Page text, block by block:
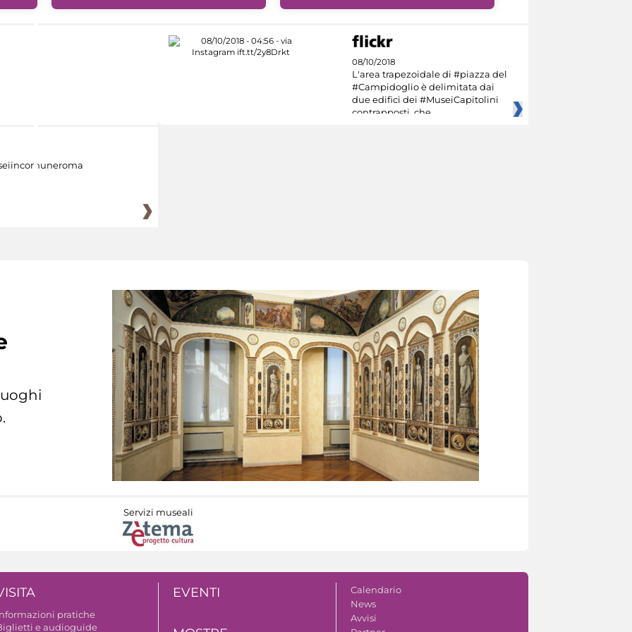
08/10/2018
L'area trapezoidale di #piazza del
#Campidoglio è delimitata dai
due edifici dei #MuseiCapitolini
contrapposti, che
Servizi museali
pratiche
e audioguide
EVENTI
Calendario
News
Avvisi